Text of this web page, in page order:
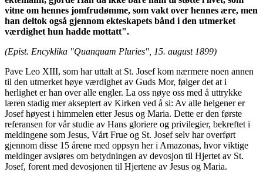
vitne om hennes jomfrudømme, som vakt over hennes ære, men
han deltok også gjennom ekteskapets bånd i den utmerket
værdighet hun hadde mottatt".
(Epist. Encyklika "Quanquam Pluries", 15. august 1899)
Pave Leo XIII, som har uttalt at St. Josef kom nærmere noen annen
til den utmerket høye værdighet av Guds Mor, følger det at i
herlighet er han over alle engler. La oss nøye oss med å uttrykke
læren stadig mer akseptert av Kirken ved å si: Av alle helgener er
Josef høyest i himmelen etter Jesus og Maria. Dette er den første
referansen for vår studie av Hans gloriere og privilegier, bekreftet i
meldingene som Jesus, Vårt Frue og St. Josef selv har overført
gjennom disse 15 årene med oppsyn her i Amazonas, hvor viktige
meldinger avsløres om betydningen av devosjon til Hjertet av St.
Josef, forent med devosjonen til Hjertene av Jesus og Maria.